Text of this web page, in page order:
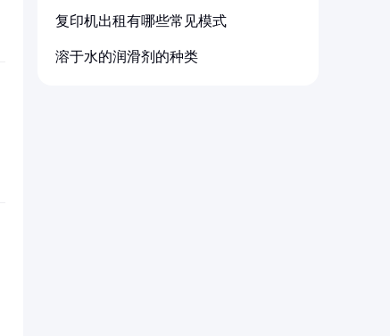
复印机出租有哪些常见模式
溶于水的润滑剂的种类